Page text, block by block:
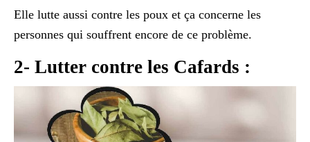
Elle lutte aussi contre les poux et ça concerne les
personnes qui souffrent encore de ce problème.
2- Lutter contre les Cafards :